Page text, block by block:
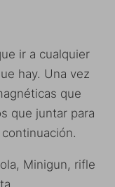
ir a cualquier
hay. Una vez
que
que juntar para
Minigun, rifle